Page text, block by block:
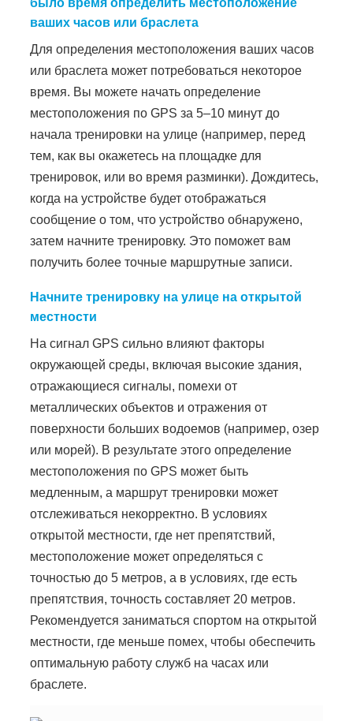
было время определить местоположение
ваших часов или браслета
Для определения местоположения ваших часов
или браслета может потребоваться некоторое
время. Вы можете начать определение
местоположения по GPS за 5–10 минут до
начала тренировки на улице (например, перед
тем, как вы окажетесь на площадке для
тренировок, или во время разминки). Дождитесь,
когда на устройстве будет отображаться
сообщение о том, что устройство обнаружено,
затем начните тренировку. Это поможет вам
получить более точные маршрутные записи.
Начните тренировку на улице на открытой
местности
На сигнал GPS сильно влияют факторы
окружающей среды, включая высокие здания,
отражающиеся сигналы, помехи от
металлических объектов и отражения от
поверхности больших водоемов (например, озер
или морей). В результате этого определение
местоположения по GPS может быть
медленным, а маршрут тренировки может
отслеживаться некорректно. В условиях
открытой местности, где нет препятствий,
местоположение может определяться с
точностью до 5 метров, а в условиях, где есть
препятствия, точность составляет 20 метров.
Рекомендуется заниматься спортом на открытой
местности, где меньше помех, чтобы обеспечить
оптимальную работу служб на часах или
браслете.